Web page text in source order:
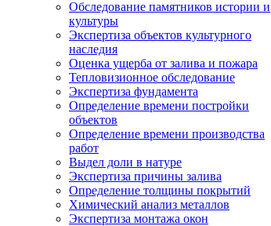
Обследование памятников истории и
культуры
Экспертиза объектов культурного
наследия
Оценка ущерба от залива и пожара
Тепловизионное обследование
Экспертиза фундамента
Определение времени постройки
объектов
Определение времени производства
работ
Выдел доли в натуре
Экспертиза причины залива
Определение толщины покрытий
Химический анализ металлов
Экспертиза монтажа окон